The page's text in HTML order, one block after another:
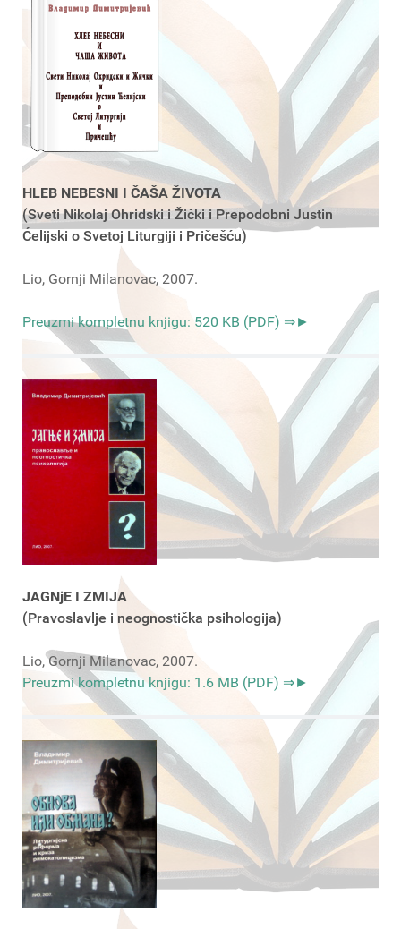
HLEB NEBESNI I ČAŠA ŽIVOTA
(Sveti Nikolaj Ohridski i Žički i Prepodobni Justin
Ćelijski o Svetoj Liturgiji i Pričešću)
Lio, Gornji Milanovac, 2007.
Preuzmi kompletnu knjigu: 520 KB (PDF) ⇒►
JAGNjE I ZMIJA
(Pravoslavlje i neognostička psihologija)
Lio, Gornji Milanovac, 2007.
Preuzmi kompletnu knjigu: 1.6 MB (PDF) ⇒►